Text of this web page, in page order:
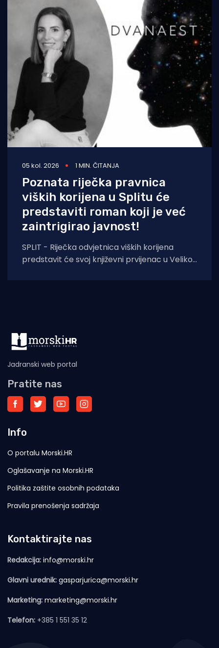
05 kol. 2026 1 MIN. ČITANJA
Poznata riječka pravnica
viških korijena u Splitu će
predstaviti roman koji je već
zaintrigirao javnost!
SPLIT - Riječka odvjetnica viških korijena
predstavit će svoj književni prvijenac u Velikoj
Jadranski web portal
Pratite nas
Info
O portalu Morski.HR
Oglašavanje na Morski.HR
Politika zaštite osobnih podataka
Pravila prenošenja sadržaja
Kontaktirajte nas
Redakcija: info@morski.hr
Glavni urednik: gasparjurica@morski.hr
Marketing: marketing@morski.hr
Telefon: +385 1 551 35 12